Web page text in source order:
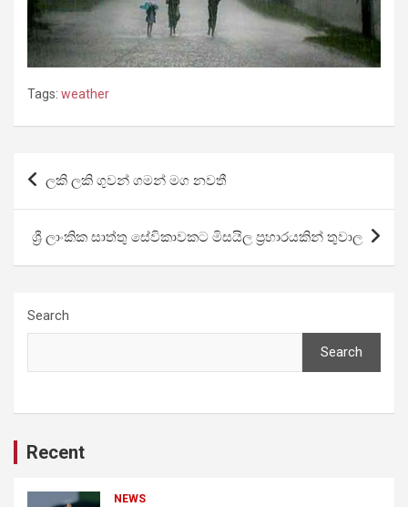
Tags: weather
Post
navigation
ලකි ලකි ගුවන් ගමන් මග නවතී
ශ්‍රී ලාංකික සාත්තු සේවිකාවකට මිසයිල ප්‍රහාරයකින් තුවාල
Search
Search
Recent
NEWS